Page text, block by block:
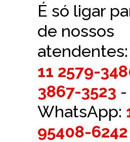
É só ligar
de nossos
atendentes:
11 2579-
3867-3523 -
WhatsApp:
95408-6242